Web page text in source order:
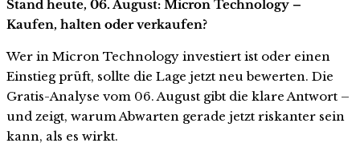
Stand heute, 06. August: Micron Technology –
Kaufen, halten oder verkaufen?
Wer in Micron Technology investiert ist oder einen
Einstieg prüft, sollte die Lage jetzt neu bewerten. Die
Gratis-Analyse vom 06. August gibt die klare Antwort –
und zeigt, warum Abwarten gerade jetzt riskanter sein
kann, als es wirkt.